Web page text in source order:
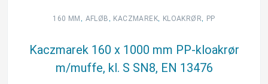
SN8,
1852
antal
160 MM , AFLØB , KACZMAREK, KLOAKRØR, PP
Kaczmarek 160 x 1000 mm PP-kloakrør
m/muffe, kl. S SN8, EN 13476